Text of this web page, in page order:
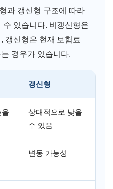
과 갱신형 구조에 따라
수 있습니다. 비갱신형은
갱신형은 현재 보험료
경우가 있습니다.
갱신형
을
상대적으로 낮을
수 있음
변동 가능성